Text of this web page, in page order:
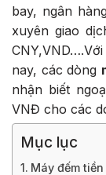
bay, ngân
xuyên giao
nay, các dòng
nhận biết
VNĐ cho các
Mục lục
Máy đếm